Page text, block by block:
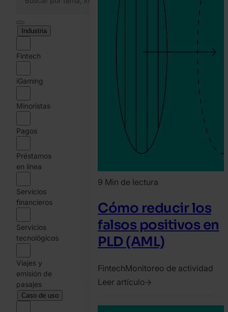
Industria
Fintech
iGaming
Minoristas
Pagos
Préstamos
en línea
Servicios
financieros
Servicios
tecnológicos
Viajes y
emisión de
pasajes
Caso de uso
9 Min de lectura
Cómo reducir los
falsos positivos en
PLD (AML)
FintechMonitoreo de actividad
Leer artículo